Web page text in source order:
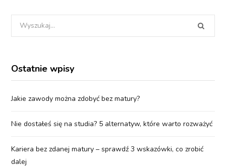
Ostatnie wpisy
Jakie zawody można zdobyć bez matury?
Nie dostałeś się na studia? 5 alternatyw, które warto rozważyć
Kariera bez zdanej matury – sprawdź 3 wskazówki, co zrobić
dalej